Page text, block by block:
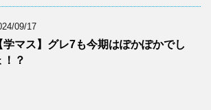
09/17
学マス】グレ7も今期はぽかぽかでし
！？